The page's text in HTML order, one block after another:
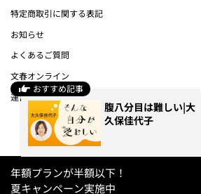
おすすめ記事
腹八分目は難しい|大
久保佳代子
特定商取引に関する表記
お知らせ
よくあるご質問
文春オンライン
運営会社
(c) Bungeishunju Ltd.
年額プランが半額以下！
夏キャンペーン実施中